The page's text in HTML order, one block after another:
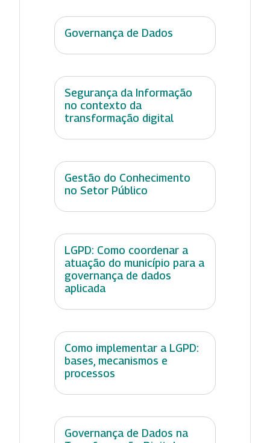
Governança de Dados
Segurança da Informação
no contexto da
transformação digital
Gestão do Conhecimento
no Setor Público
LGPD: Como coordenar a
atuação do município para a
governança de dados
aplicada
Como implementar a LGPD:
bases, mecanismos e
processos
Governança de Dados na